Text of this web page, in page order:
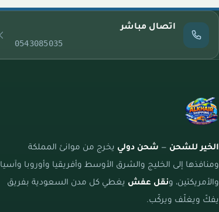
اتصال مباشر
0543085035
الخير للشحن — شحن دولي يخرج من موانئ المملكة
ومنافذها إلى الخليج والشرق الأوسط وأفريقيا وأوروبا وآسيا
والأمريكتين، ونقل عفش يغطي كل مدن السعودية بفريق
يفكّ ويغلّف ويركّب.